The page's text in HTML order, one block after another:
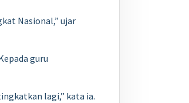
Nasional,” ujar
guru
lagi,” kata ia.